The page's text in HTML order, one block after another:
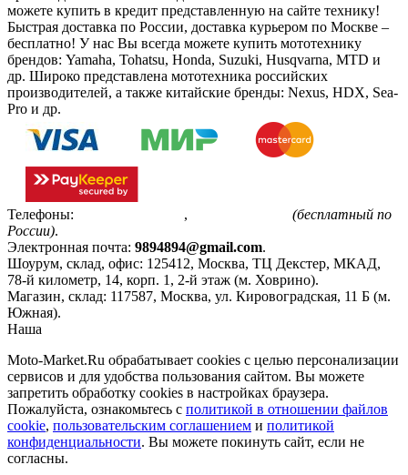
можете купить в кредит представленную на сайте технику!
Быстрая доставка по России, доставка курьером по Москве –
бесплатно! У нас Вы всегда можете купить мототехнику
брендов: Yamaha, Tohatsu, Honda, Suzuki, Husqvarna, MTD и
др. Широко представлена мототехника российских
производителей, а также китайские бренды: Nexus, HDX, Sea-
Pro и др.
Телефоны: ,
(бесплатный по
России).
Электронная почта: 9894894@gmail.com.
Шоурум, склад, офис: 125412, Москва, ТЦ Декстер, МКАД,
78-й километр, 14, корп. 1, 2-й этаж (м. Ховрино).
Магазин, склад: 117587, Москва, ул. Кировоградская, 11 Б (м.
Южная).
Наша
Moto-Market.Ru обрабатывает сookies с целью персонализации
сервисов и для удобства пользования сайтом. Вы можете
запретить обработку сookies в настройках браузера.
Пожалуйста, ознакомьтесь с политикой в отношении файлов
cookie, пользовательским соглашением и политикой
конфиденциальности. Вы можете покинуть сайт, если не
согласны.